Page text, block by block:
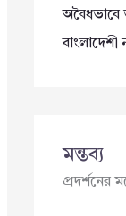
অবৈধভাবে
মন্তব্য
প্রদর্শনের